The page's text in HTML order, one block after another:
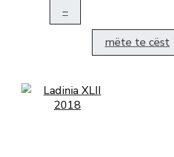
–
mëte te cëst